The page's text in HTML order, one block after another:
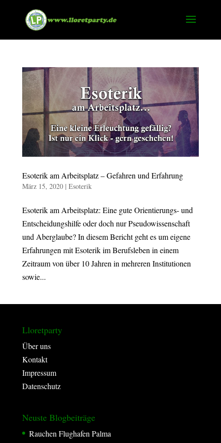
Esoterik am Arbeitsplatz – Gefahren und Erfahrung
März 15, 2020| Esoterik
Esoterik am Arbeitsplatz: Eine gute Orientierungs- und
Entscheidungshilfe oder doch nur Pseudowissenschaft
und Aberglaube? In diesem Bericht geht es um eigene
Erfahrungen mit Esoterik im Berufsleben in einem
Zeitraum von über 10 Jahren in mehreren Institutionen
sowie...
Lloretparty
Über uns
Kontakt
Impressum
Datenschutz
Neuste Blogbeiträge
Rauchen Flughafen Palma